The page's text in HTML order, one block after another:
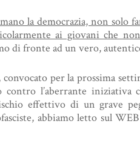
la democrazia, non solo
ai giovani che
di fronte ad un vero,
per la prossima
l’aberrante
effettivo di un grave
abbiamo letto sul